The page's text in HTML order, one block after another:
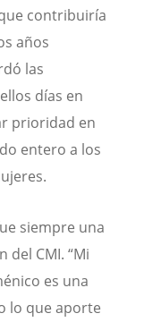
contribuiría
años
las
días en
prioridad en
entero a los
siempre una
del CMI. “Mi
es una
lo que aporte